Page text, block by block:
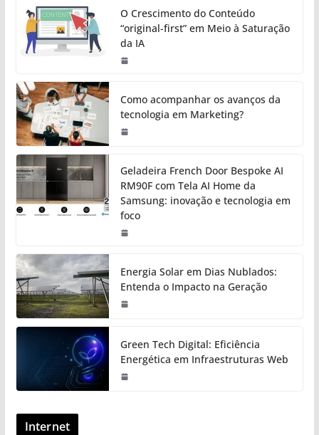
O Crescimento do Conteúdo
“original-first” em Meio à Saturação
da IA
Como acompanhar os avanços da
tecnologia em Marketing?
Geladeira French Door Bespoke AI
RM90F com Tela AI Home da
Samsung: inovação e tecnologia em
foco
Energia Solar em Dias Nublados:
Entenda o Impacto na Geração
Green Tech Digital: Eficiência
Energética em Infraestruturas Web
Internet